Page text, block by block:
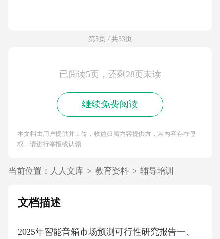
第5页 / 共33页
已阅读5页，还剩28页未读
继续免费阅读
本文档由用户提供并上传，收益归属内容提供方，若内容存在侵
权，请进行举报或认领
当前位置： 人人文库 > 教育资料 > 辅导培训
文档描述
2025年智能音箱市场预测可行性研究报告一、